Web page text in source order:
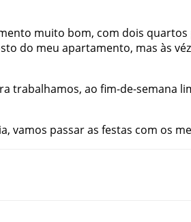
muito bom, com dois quartos
do meu apartamento, mas às
trabalhamos, ao fim-de-semana
, vamos passaras festas com os